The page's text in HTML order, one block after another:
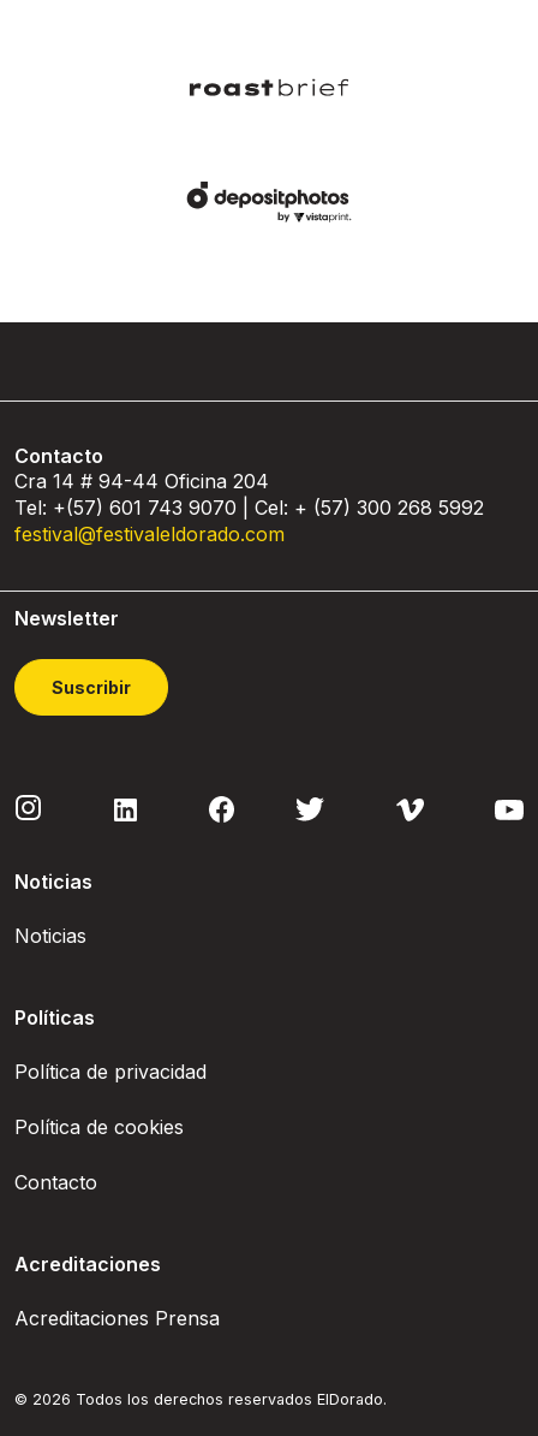
Contacto
Cra 14 # 94-44 Oficina 204
Tel: +(57) 601 743 9070 | Cel: + (57) 300 268 5992
festival@festivaleldorado.com
Newsletter
Suscribir
Noticias
Noticias
Políticas
Política de privacidad
Política de cookies
Contacto
Acreditaciones
Acreditaciones Prensa
© 2026 Todos los derechos reservados ElDorado.